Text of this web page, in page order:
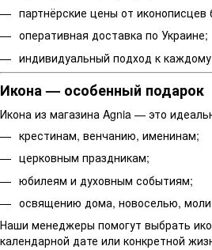
партнёрские цены от иконописцев
оперативная доставка по Украине;
индивидуальный подход к каждому
Икона — особенный подарок
Икона из магазина Agnia — это
крестинам, венчанию, именинам;
церковным праздникам;
юбилеям и духовным событиям;
освящению дома, новоселью,
Наши менеджеры помогут выбрать
календарной дате или конкретной